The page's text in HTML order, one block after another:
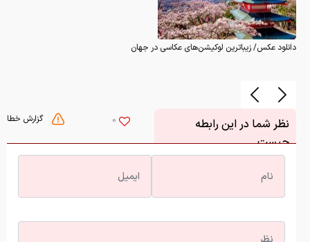
دانلود عکس/ زیباترین لوکیشن‌های عکاسی در جهان
گزارش خطا 0
نظر شما در این رابطه
چیست